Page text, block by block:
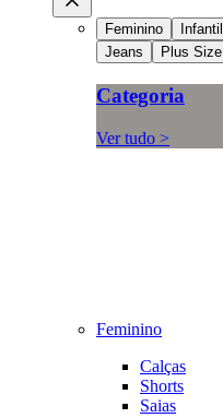
Feminino Infantil
Jeans
Plus Size
Categoria
Ver tudo >
Feminino
Calças
Shorts
Saias